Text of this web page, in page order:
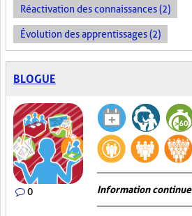
Réactivation des connaissances (2)
Évolution des apprentissages (2)
BLOGUE
0 Information continue